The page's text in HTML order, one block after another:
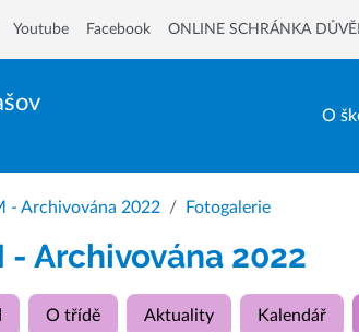
O
Youtube Facebook ONLINE SCHRÁNKA
- Archivována 2022 Fotogalerie
- Archivována 2022
O třídě Aktuality Kalendář